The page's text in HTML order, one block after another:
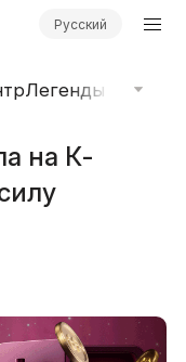
Русский
Легенды рынка
на К-